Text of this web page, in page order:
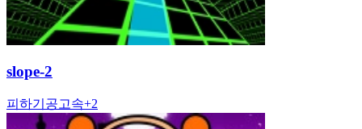
slope-2
피하기 공고속+2